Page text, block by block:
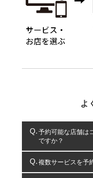
よ
予約可能な店舗は
ですか？
コクピット・タイ
複数サービスを予